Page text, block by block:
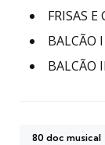
FRISAS
BALCÃO
BALCÃO
80 doc musical